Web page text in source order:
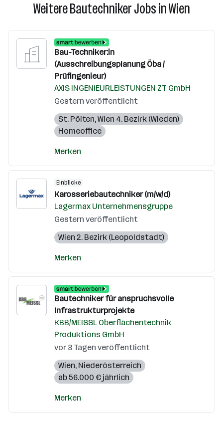
Weitere Bautechniker Jobs in Wien
Bau-Techniker:in
(Ausschreibungsplanung Öba /
Prüfingenieur)
AXIS INGENIEURLEISTUNGEN ZT GmbH
Gestern veröffentlicht
St. Pölten,Wien 4. Bezirk (Wieden)
Homeoffice
Merken
Einblicke
Karosseriebautechniker (m/w/d)
Lagermax Unternehmensgruppe
Gestern veröffentlicht
Wien 2. Bezirk (Leopoldstadt)
Merken
Bautechniker für anspruchsvolle
Infrastrukturprojekte
KBB/MEISSL Oberflächentechnik
Produktions GmbH
vor 3 Tagen veröffentlicht
Wien, Niederösterreich
ab 56.000 € jährlich
Merken